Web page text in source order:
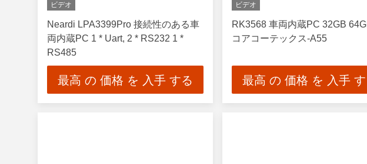
ビデオ
Neardi LPA3399Pro 接続性のある車
両内蔵PC 1 * Uart, 2 * RS232 1 *
RS485
最高 の 価格 を 入手 する
ビデオ
RK3568 車両内蔵PC 32GB
コアコーテックス-A55
最高 の 価格 を 入手 す